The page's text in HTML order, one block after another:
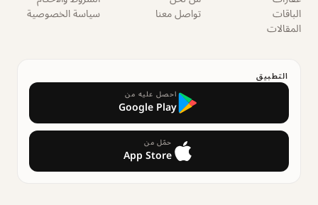
الباقات
المقالات
تواصل معنا سياسة الخصوصية
التطبيق
احصل عليه من
Google Play
حمّل من
App Store